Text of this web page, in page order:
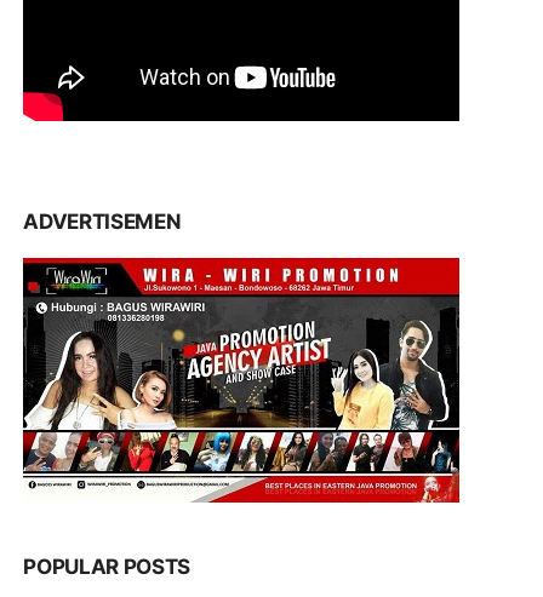
ADVERTISEMEN
POPULAR POSTS